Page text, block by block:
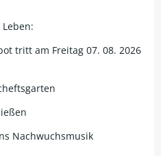
tritt am Freitag 07. 08. 2026
Nachwuchsmusik